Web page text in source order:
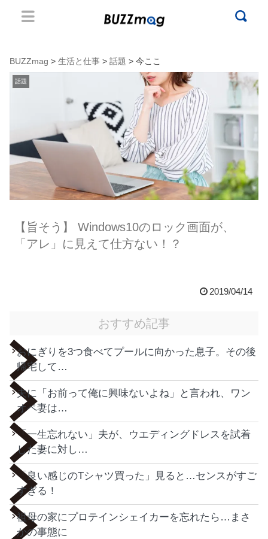
BUZZmag > 生活と仕事 > 話題 > 今ここ
話題
【旨そう】 Windows10のロック画面が、
「アレ」に見えて仕方ない！？
2019/04/14
おすすめ記事
おにぎりを3つ食べてプールに向かった息子。その後
帰宅して…
夫に「お前って俺に興味ないよね」と言われ、ワン
オペ妻は…
「一生忘れない」夫が、ウエディングドレスを試着
した妻に対し…
「良い感じのTシャツ買った」見ると…センスがすご
すぎる！
祖母の家にプロテインシェイカーを忘れたら…まさ
かの事態に